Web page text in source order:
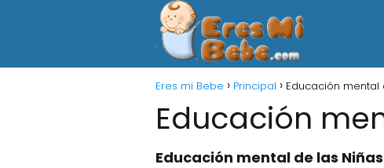
Eres mi Bebe Principal Educación mental
Educación
Educación mental de las Niñas